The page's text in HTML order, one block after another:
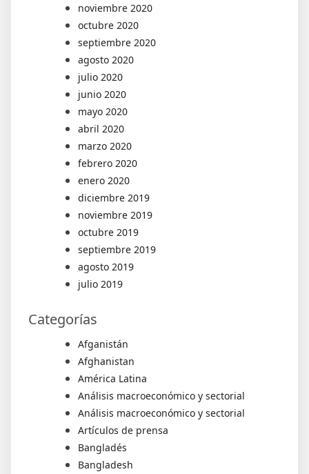
noviembre 2020
octubre 2020
septiembre 2020
agosto 2020
julio 2020
junio 2020
mayo 2020
abril 2020
marzo 2020
febrero 2020
enero 2020
diciembre 2019
noviembre 2019
octubre 2019
septiembre 2019
agosto 2019
julio 2019
Categorías
Afganistán
Afghanistan
América Latina
Análisis macroeconómico y sectorial
Análisis macroeconómico y sectorial
Artículos de prensa
Bangladés
Bangladesh